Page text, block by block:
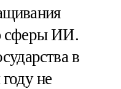
сферы ИИ.
в
не